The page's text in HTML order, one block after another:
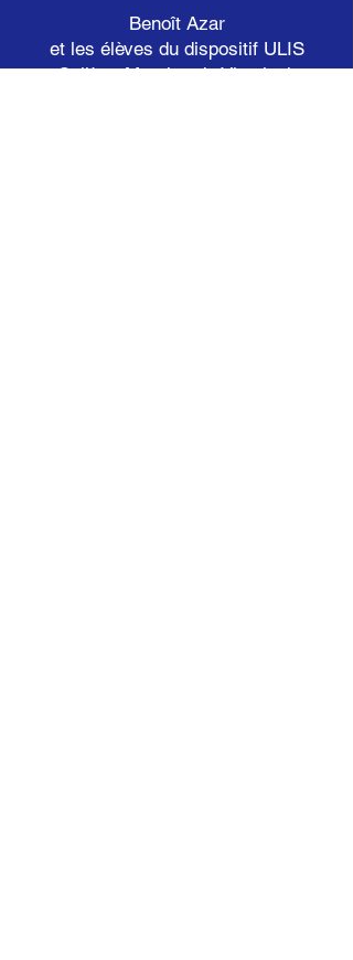
Benoît Azar
et les élèves du dispositif ULIS
Collège Maurice de Vlaminck